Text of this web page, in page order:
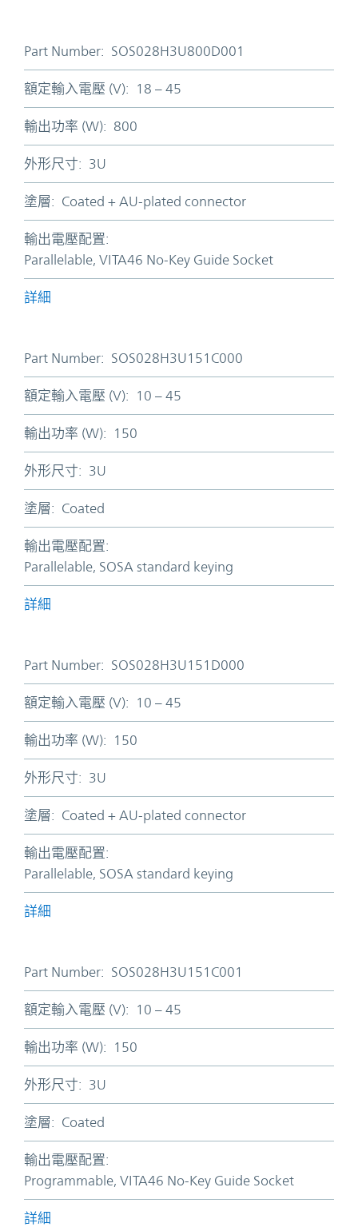
Part Number: SOS028H3U800D001
額定輸入電壓 (V): 18 – 45
輸出功率 (W): 800
外形尺寸: 3U
塗層: Coated + AU-plated connector
輸出電壓配置:
Parallelable, VITA46 No-Key Guide Socket
詳細
Part Number: SOS028H3U151C000
額定輸入電壓 (V): 10 – 45
輸出功率 (W): 150
外形尺寸: 3U
塗層: Coated
輸出電壓配置:
Parallelable, SOSA standard keying
詳細
Part Number: SOS028H3U151D000
額定輸入電壓 (V): 10 – 45
輸出功率 (W): 150
外形尺寸: 3U
塗層: Coated + AU-plated connector
輸出電壓配置:
Parallelable, SOSA standard keying
詳細
Part Number: SOS028H3U151C001
額定輸入電壓 (V): 10 – 45
輸出功率 (W): 150
外形尺寸: 3U
塗層: Coated
輸出電壓配置:
Programmable, VITA46 No-Key Guide Socket
詳細